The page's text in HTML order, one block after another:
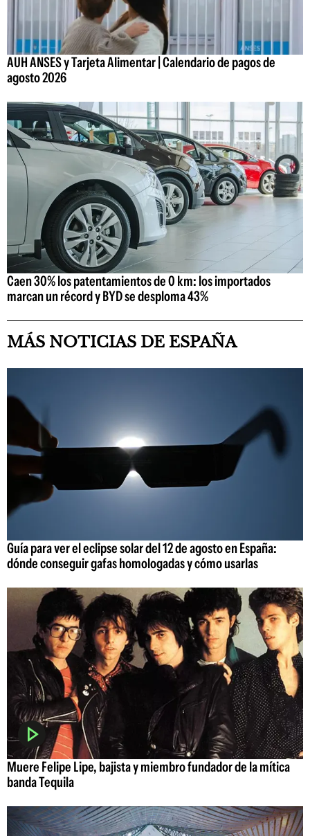
AUH ANSES y Tarjeta Alimentar | Calendario de pagos de
agosto 2026
Caen 30% los patentamientos de 0 km: los importados
marcan un récord y BYD se desploma 43%
MÁS NOTICIAS DE ESPAÑA
Guía para ver el eclipse solar del 12 de agosto en España:
dónde conseguir gafas homologadas y cómo usarlas
Muere Felipe Lipe, bajista y miembro fundador de la mítica
banda Tequila